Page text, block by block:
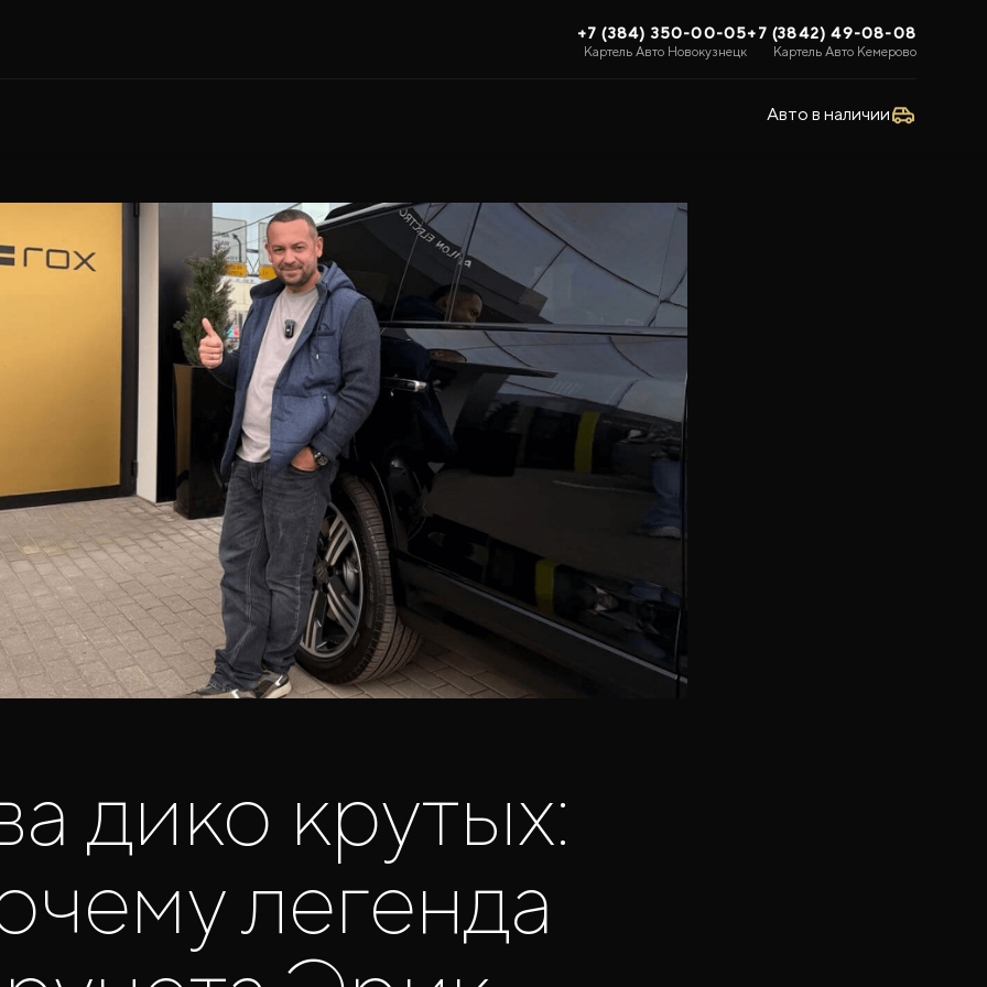
+7 (384) 350-00-05
Картель Авто Новокузнецк
+7 (3842) 49-08-08
Картель Авто Кемерово
Авто в наличии
дико крутых:
легенда